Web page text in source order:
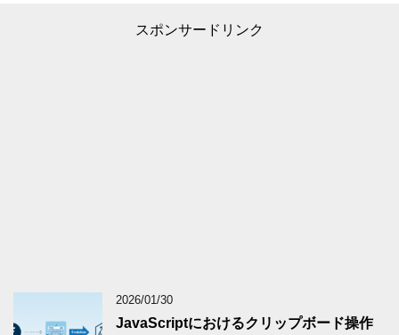
スポンサードリンク
2026/01/30
JavaScriptにおけるクリップボード操作